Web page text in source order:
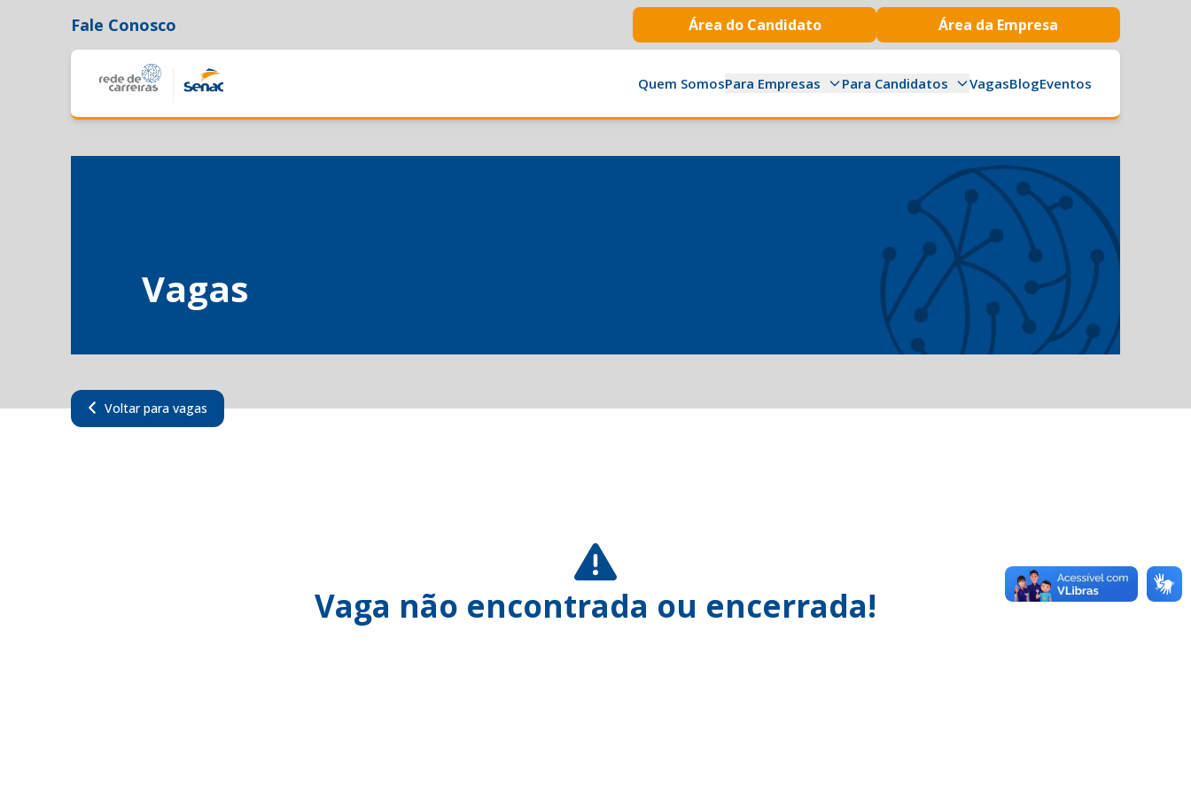
Fale Conosco Área do Candidato Área da Empresa
Quem SomosPara Empresas Para Candidatos VagasBlogEventos
Vagas
Voltar para vagas
Vaga não encontrada ou encerrada!